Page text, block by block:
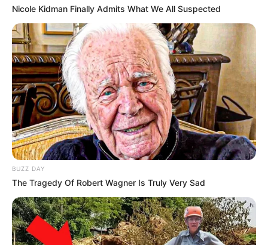
Sutradara: Kim Hee Won
Produser: Lee Jang Soo, Jang Sae Jung
Penulis Naskah: Park Jae Bum
Rumah Produksi: Logos Film
Channel TV: TVN
Jumlah Episode: 20
Masa Tayang: 20 Februari 2021 – 25 April 2021
Jadwal Tayang: Sabtu & Minggu pukul 21.00 waktu Korea
atau 19.00 WIB
Nicole Kidman Finally Admits What We All Suspected
BUZZ DAY
The Tragedy Of Robert Wagner Is Truly Very Sad